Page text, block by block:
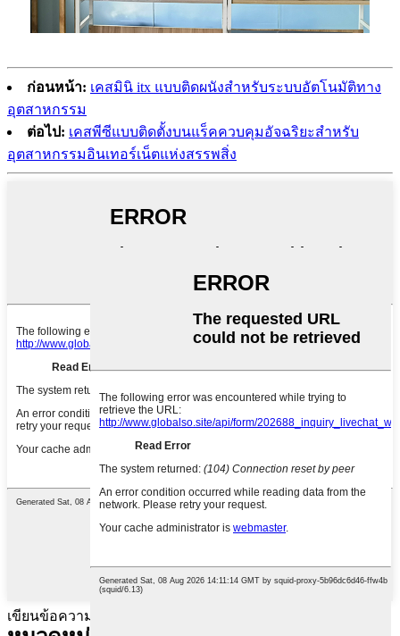
ก่อนหน้า: เคสมินิ itx แบบติดผนังสำหรับระบบอัตโนมัติทาง
อุตสาหกรรม
ต่อไป: เคสพีซีแบบติดตั้งบนแร็คควบคุมอัจฉริยะสำหรับ
อุตสาหกรรมอินเทอร์เน็ตแห่งสรรพสิ่ง
เขียนข้อความของคุณที่นี่และส่งถึงเรา